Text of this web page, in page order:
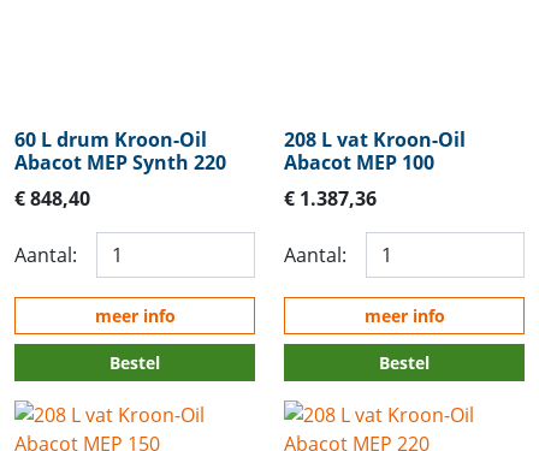
60 L drum Kroon-Oil
Abacot MEP Synth 220
€ 848,40
Aantal:
meer info
Bestel
208 L vat Kroon-Oil
Abacot MEP 100
€ 1.387,36
Aantal:
meer info
Bestel